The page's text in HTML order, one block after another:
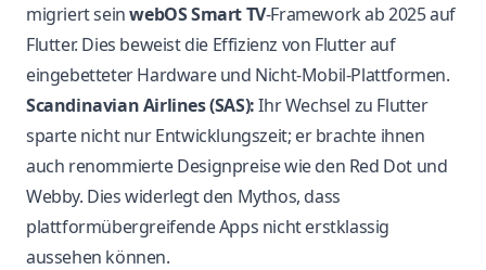
migriert seinwebOS Smart TV-Framework ab 2025 auf
Flutter. Dies beweist die Effizienz von Flutter auf
eingebetteter Hardware und Nicht-Mobil-Plattformen.
Scandinavian Airlines (SAS):Ihr Wechsel zu Flutter
sparte nicht nur Entwicklungszeit; er brachte ihnen
auch renommierte Designpreise wie den Red Dot und
Webby. Dies widerlegt den Mythos, dass
plattformübergreifende Apps nicht erstklassig
aussehen können.